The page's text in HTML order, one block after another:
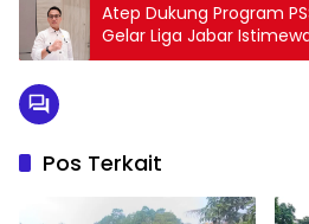
Atep Dukung Program
Gelar Liga Jabar
Pos Terkait